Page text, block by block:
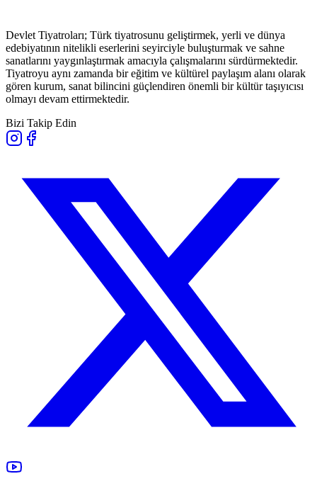
Devlet Tiyatroları; Türk tiyatrosunu geliştirmek, yerli ve dünya
edebiyatının nitelikli eserlerini seyirciyle buluşturmak ve sahne
sanatlarını yaygınlaştırmak amacıyla çalışmalarını sürdürmektedir.
Tiyatroyu aynı zamanda bir eğitim ve kültürel paylaşım alanı olarak
gören kurum, sanat bilincini güçlendiren önemli bir kültür taşıyıcısı
olmayı devam ettirmektedir.
Bizi Takip Edin